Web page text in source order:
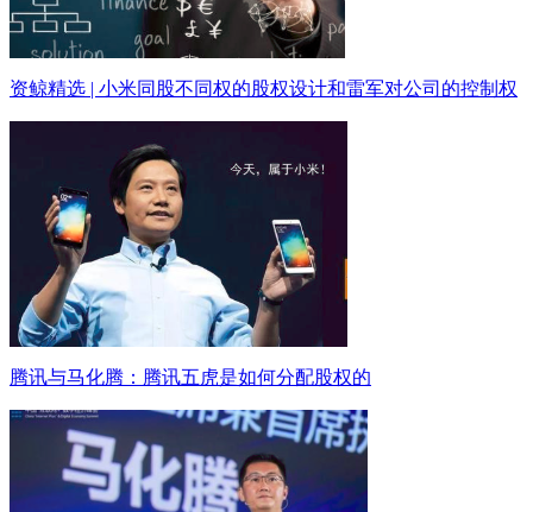
资鲸精选 | 小米同股不同权的股权设计和雷军对公司的控制权
腾讯与马化腾：腾讯五虎是如何分配股权的